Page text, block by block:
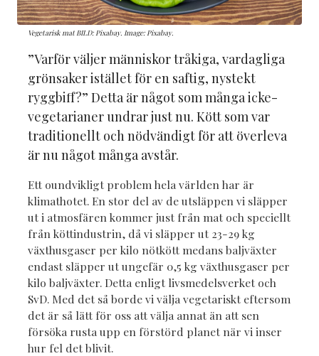
Vegetarisk mat BILD: Pixabay. Image: Pixabay.
”Varför väljer människor tråkiga, vardagliga
grönsaker istället för en saftig, nystekt
ryggbiff?” Detta är något som många icke-
vegetarianer undrar just nu. Kött som var
traditionellt och nödvändigt för att överleva
är nu något många avstår.
Ett oundvikligt problem hela världen har är
klimathotet. En stor del av de utsläppen vi släpper
ut i atmosfären kommer just från mat och speciellt
från köttindustrin, då vi släpper ut 23-29 kg
växthusgaser per kilo nötkött medans baljväxter
endast släpper ut ungefär 0,5 kg växthusgaser per
kilo baljväxter. Detta enligt livsmedelsverket och
SvD. Med det så borde vi välja vegetariskt eftersom
det är så lätt för oss att välja annat än att sen
försöka rusta upp en förstörd planet när vi inser
hur fel det blivit.